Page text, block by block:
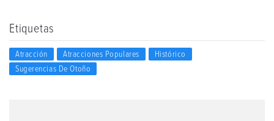
Etiquetas
Atracción Atracciones Populares
Histórico
Sugerencias De Otoño